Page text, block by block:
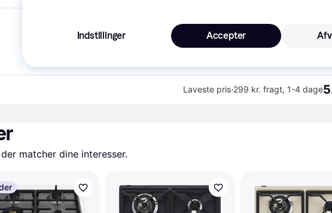
Laveste pris·299 kr. fragt, 1-4 dage
matcher dine interesser.
Indstillinger Accepter